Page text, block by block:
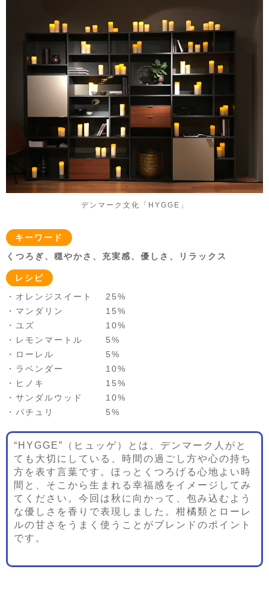
デンマーク文化「HYGGE」
キーワード
くつろぎ、穏やかさ、充実感、優しさ、リラックス
レシピ
・オレンジスイート 25%
・マンダリン 15%
・ユズ 10%
・レモンマートル 5%
・ローレル 5%
・ラベンダー 10%
・ヒノキ 15%
・サンダルウッド 10%
・パチュリ 5%
“HYGGE”（ヒュッゲ）とは、デンマーク人がと
ても大切にしている、時間の過ごし方や心の持ち
方を表す言葉です。ほっとくつろげる心地よい時
間と、そこから生まれる幸福感をイメージしてみ
てください。今回は秋に向かって、包み込むよう
な優しさを香りで表現しました。柑橘類とローレ
ルの甘さをうまく使うことがブレンドのポイント
です。